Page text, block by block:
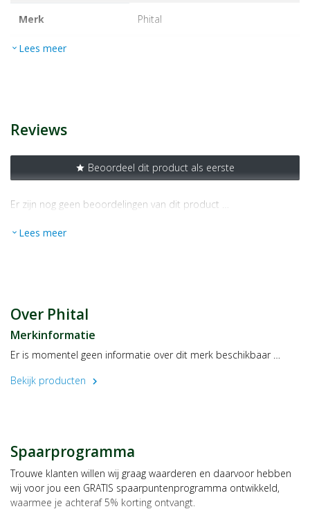
Merk phital
EAN
expand_more Lees meer
Reviews
star Beoordeel dit product als eerste
Er zijn nog geen beoordelingen van dit product …
expand_more Lees meer
Over Phital
Merkinformatie
Er is momentel geen informatie over dit merk beschikbaar …
Bekijk producten
chevron_right
Spaarprogramma
Trouwe klanten willen wij graag waarderen en daarvoor hebben
wij voor jou een GRATIS spaarpuntenprogramma ontwikkeld,
waarmee je achteraf 5% korting ontvangt.